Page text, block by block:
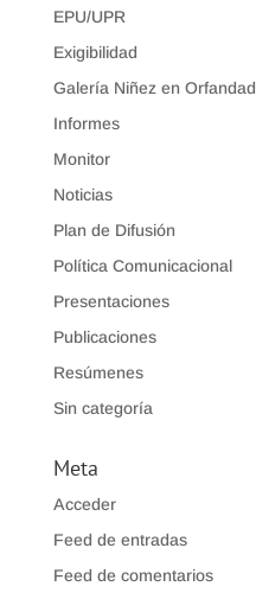
EPU/UPR
Exigibilidad
Galería Niñez en Orfandad
Informes
Monitor
Noticias
Plan de Difusión
Política Comunicacional
Presentaciones
Publicaciones
Resúmenes
Sin categoría
Meta
Acceder
Feed de entradas
Feed de comentarios